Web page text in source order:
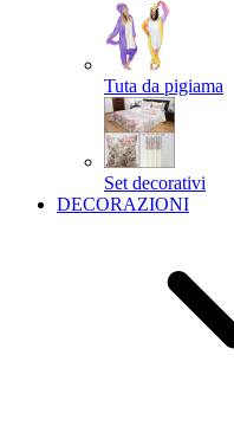
Tuta da pigiama
Set decorativi
DECORAZIONI